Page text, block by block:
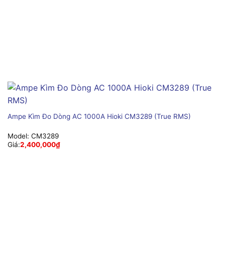
Ampe Kìm Đo Dòng AC 1000A Hioki CM3289 (True RMS)
Model: CM3289
Giá:2,400,000₫